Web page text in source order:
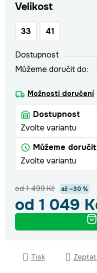
Velikost
33 41
Dostupnost
Můžeme doručit do:
Možnosti doručení
Dostupnost
Zvolte variantu
Můžeme
Zvolte variantu
od 1 499 Kč až –30 %
od 1 049
Tisk